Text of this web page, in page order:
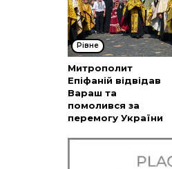
Рівне
Митрополит
Епіфаній відвідав
Вараш та
помолився за
перемогу України